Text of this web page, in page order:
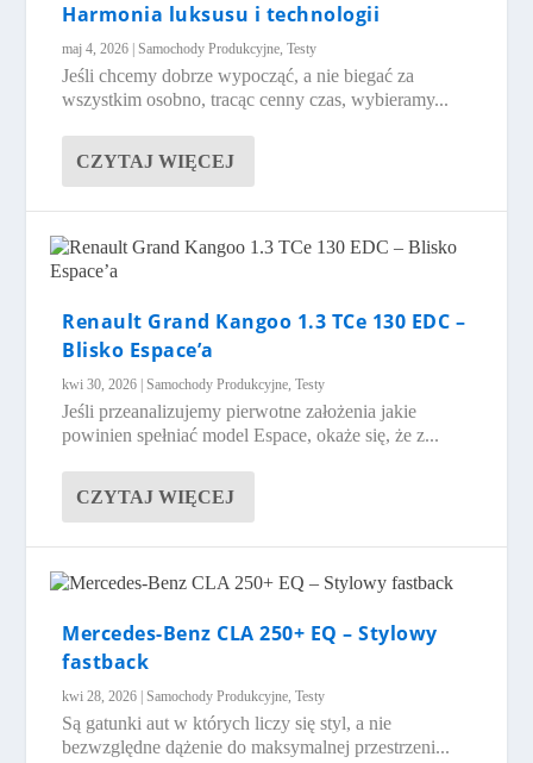
Harmonia luksusu i technologii
maj 4, 2026 |Samochody Produkcyjne,Testy
Jeśli chcemy dobrze wypocząć, a nie biegać za
wszystkim osobno, tracąc cenny czas, wybieramy...
CZYTAJ WIĘCEJ
Renault Grand Kangoo 1.3 TCe 130 EDC –
Blisko Espace’a
kwi 30, 2026 |Samochody Produkcyjne,Testy
Jeśli przeanalizujemy pierwotne założenia jakie
powinien spełniać model Espace, okaże się, że z...
CZYTAJ WIĘCEJ
Mercedes-Benz CLA 250+ EQ – Stylowy
fastback
kwi 28, 2026 |Samochody Produkcyjne,Testy
Są gatunki aut w których liczy się styl, a nie
bezwzględne dążenie do maksymalnej przestrzeni...